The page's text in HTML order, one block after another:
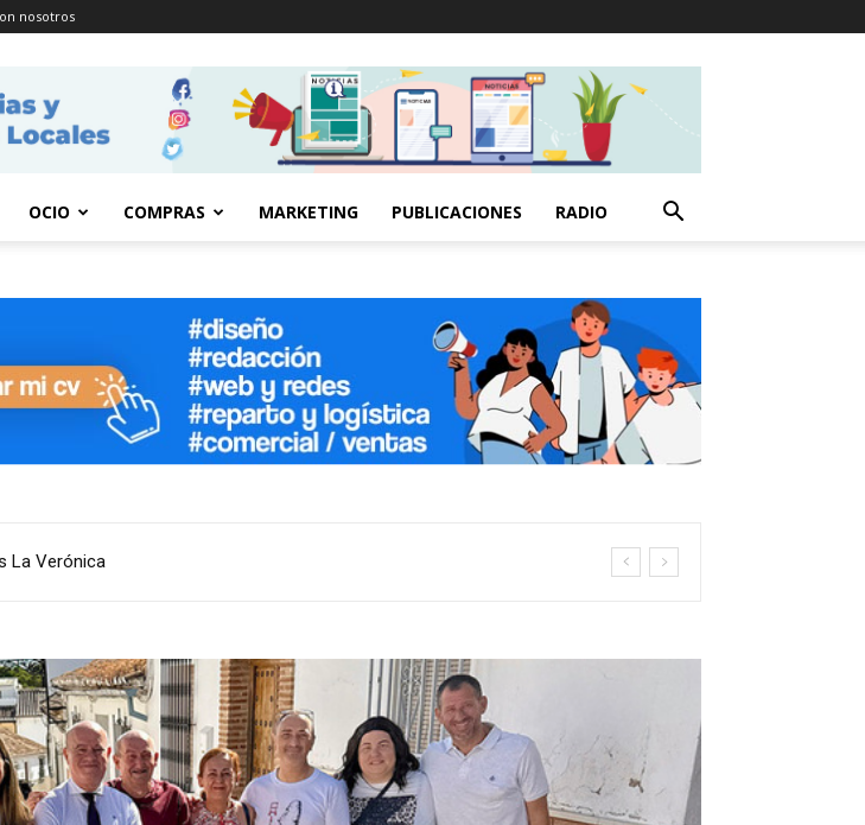
nosotros
OCIO COMPRAS MARKETING PUBLICACIONES RADIO
Verónica
de la calle Santa María la Vieja